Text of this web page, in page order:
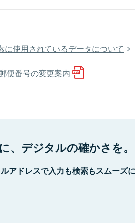
に使用されているデータについて
便番号の変更案内
、デジタルの確かさを。
アドレスで入力も検索もスムーズ